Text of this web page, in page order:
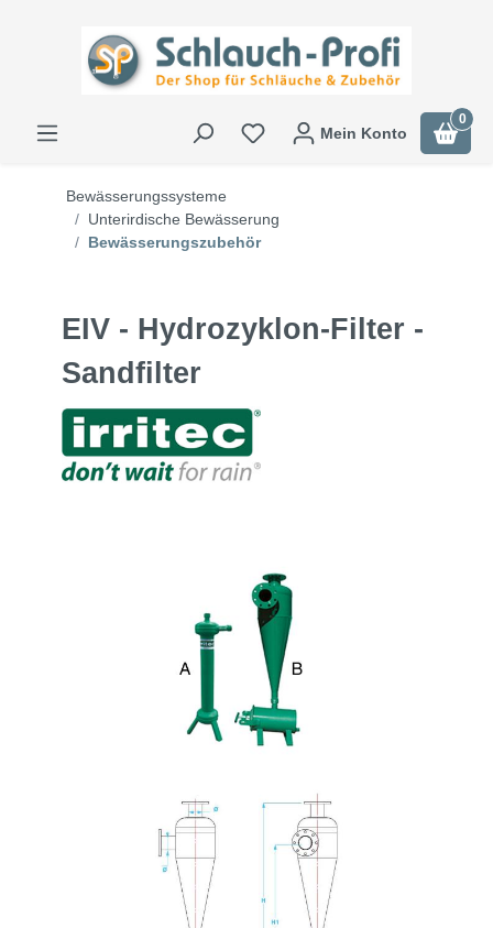
Mein Konto
0
Bewässerungssysteme
Unterirdische Bewässerung
Bewässerungszubehör
EIV - Hydrozyklon-Filter -
Sandfilter